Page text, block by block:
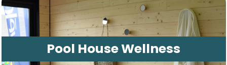
Pool House Wellness